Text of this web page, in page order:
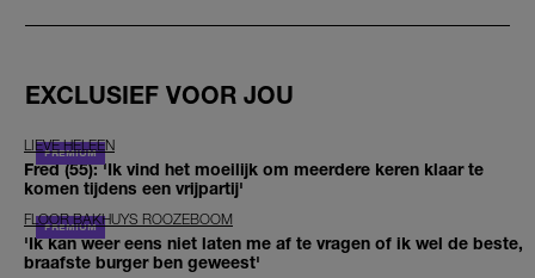
EXCLUSIEF VOOR JOU
LIEVE HELEEN
Fred (55): 'Ik vind het moeilijk om meerdere keren klaar te
komen tijdens een vrijpartij'
FLOOR BAKHUYS ROOZEBOOM
'Ik kan weer eens niet laten me af te vragen of ik wel de beste,
braafste burger ben geweest'